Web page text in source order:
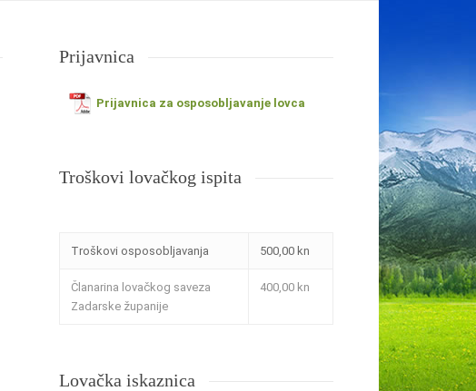
Prijavnica
Prijavnica za osposobljavanje lovca
Troškovi lovačkog ispita
Troškovi osposobljavanja 500,00 kn
Članarina lovačkog saveza
Zadarske županije
400,00 kn
Lovačka iskaznica